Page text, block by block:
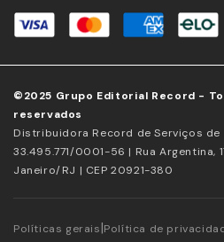
©2025 Grupo Editorial Record -
reservados
Distribuidora Record de Serviços de
33.495.771/0001-56 | Rua Argentina,
Janeiro/RJ | CEP 20921-380
Políticas gerais|Política de